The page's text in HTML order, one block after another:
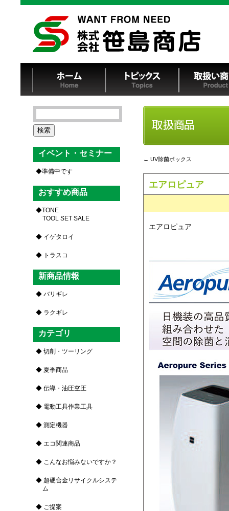
← UV除菌ボックス
エアロピュア
エアロピュア
検
索:
イベント・セミナー
準備中です
おすすめ商品
TONE
TOOL SET SALE
イゲタロイ
トラスコ
新商品情報
バリギレ
ラクギレ
カテゴリ
切削・ツーリング
夏季商品
伝導・油圧空圧
電動工具作業工具
測定機器
エコ関連商品
こんなお悩みないですか？
超硬合金リサイクルシステ
ム
ご提案